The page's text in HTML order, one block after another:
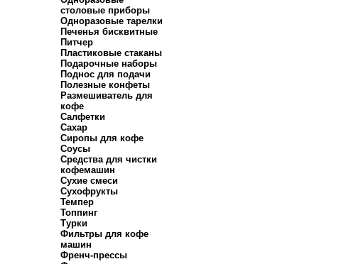
столовые приборы
Одноразовые тарелки
Печенья бисквитные
Питчер
Пластиковые стаканы
Подарочные наборы
Поднос для подачи
Полезные конфеты
Размешиватель для
кофе
Салфетки
Сахар
Сиропы для кофе
Соусы
Средства для чистки
кофемашин
Сухие смеси
Сухофрукты
Темпер
Топпинг
Турки
Фильтры для кофе
машин
Френч-прессы